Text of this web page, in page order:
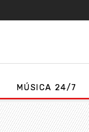
MÚSICA 24/7